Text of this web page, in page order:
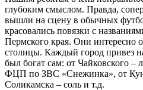
глубоким смыслом. Правда,
вышли на сцену в обычных
красовались повязки с
Пермского края. Они интересно
столицы. Каждый город привез
был богат сам: от Чайковского –
ФЦП по ЗВС «Снежинка», от
Соликамска – соль и т.д.